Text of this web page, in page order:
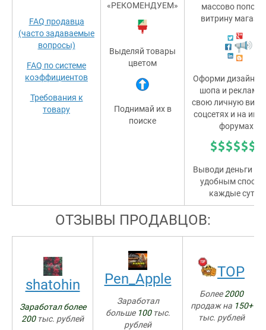
FAQ продавца
(часто задаваемые
вопросы)
FAQ по системе
коэффициентов
Требования к
товару
«РЕКОМЕНДУЕМ»
Выделяй товары
цветом
Поднимай их в
поиске
массово
витрину
Оформи дизайн
шопа и
свою личную
соцсетях и на
форумах!
Выводи деньги
удобным
каждые сутки!
ОТЗЫВЫ ПРОДАВЦОВ:
shatohin
Заработал более
200тыс. рублей
Pen_Apple
Заработал
больше 100тыс.
рублей
TOP
Более2000
продаж на 150+
тыс. рублей